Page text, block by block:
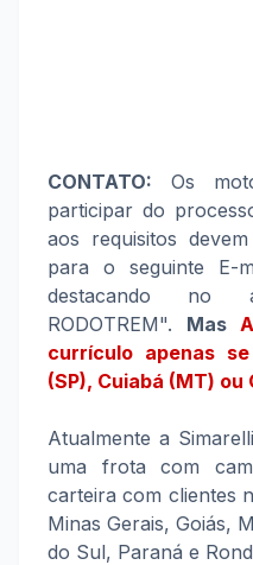
CONTATO: Os
participar do
aos requisitos
para o seguinte E-
destacando no
RODOTREM". Mas
currículo apenas
(SP), Cuiabá (MT) ou
Atualmente a
uma frota com
carteira com clientes
Minas Gerais, Goiás,
do Sul, Paraná e